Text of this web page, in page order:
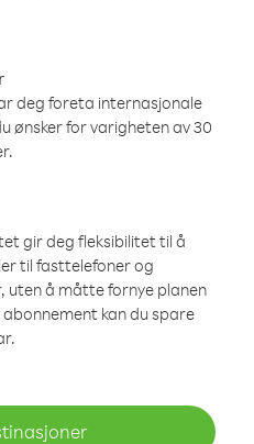
deg foreta internasjonale
ønsker for varigheten av 30
gir deg fleksibilitet til å
til fasttelefoner og
uten å måtte fornye planen
kan du spare